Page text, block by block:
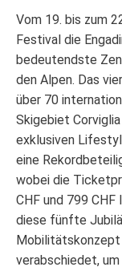
Vom 19. bis zum
Festival die
bedeutendste
den Alpen. Das
über 70
Skigebiet
exklusiven
eine
wobei die
CHF und 799
diese fünfte
Mobilitätskonzept
verabschiedet,